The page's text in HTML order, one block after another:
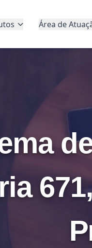
Área de